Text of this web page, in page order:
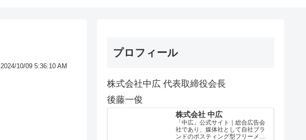
2024/10/09 5:36:10 AM
プロフィール
株式会社中広 代表取締役会長
後藤一俊
株式会社 中広
「中広」公式サイト｜総合広告会
社であり、媒体社として自社ブラ
ンドのポスティング型フリーメデ